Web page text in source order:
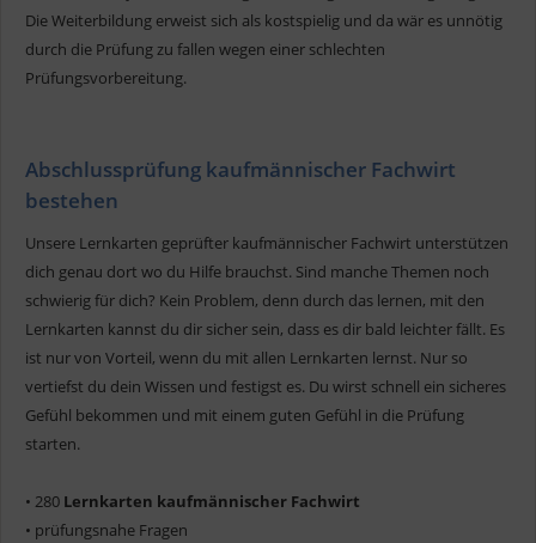
Die Weiterbildung erweist sich als kostspielig und da wär es unnötig
durch die Prüfung zu fallen wegen einer schlechten
Prüfungsvorbereitung.
Abschlussprüfung kaufmännischer Fachwirt
bestehen
Unsere Lernkarten geprüfter kaufmännischer Fachwirt unterstützen
dich genau dort wo du Hilfe brauchst. Sind manche Themen noch
schwierig für dich? Kein Problem, denn durch das lernen, mit den
Lernkarten kannst du dir sicher sein, dass es dir bald leichter fällt. Es
ist nur von Vorteil, wenn du mit allen Lernkarten lernst. Nur so
vertiefst du dein Wissen und festigst es. Du wirst schnell ein sicheres
Gefühl bekommen und mit einem guten Gefühl in die Prüfung
starten.
• 280 Lernkarten kaufmännischer Fachwirt
• prüfungsnahe Fragen